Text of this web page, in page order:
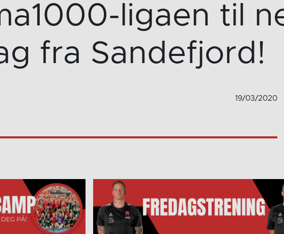
ligaen til
fra Sandefjord!
19/03/2020